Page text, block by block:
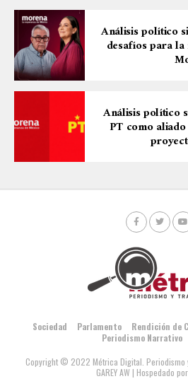
Análisis político
desafíos para
Análisis político
PT como
Sociedad Parlamento Rendición de
Periodismo Narrativo
Copyright © 2022 Métrica Digital. Periodismo
GAREY AW | Hospedado